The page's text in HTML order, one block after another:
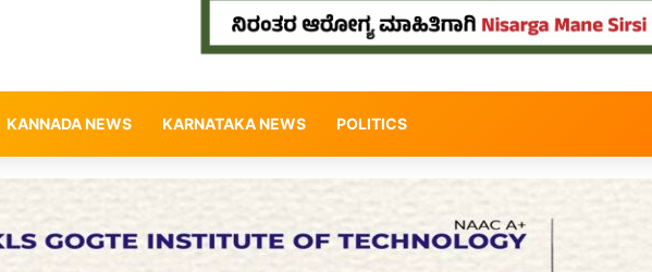
KANNADA NEWS KARNATAKA NEWS POLITICS